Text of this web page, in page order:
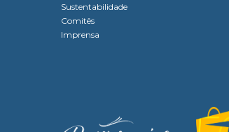
Sustentabilidade
Comitês
Imprensa